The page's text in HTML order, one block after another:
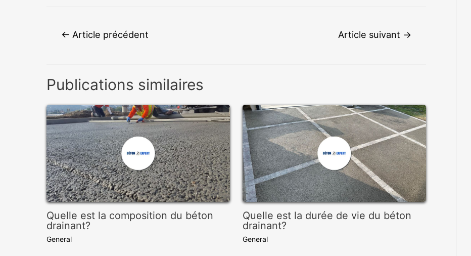
Navigation
← Article précédent Article suivant →
Publications similaires
Quelle est la composition du béton
drainant?
General
Quelle est la durée de vie du béton
drainant?
General